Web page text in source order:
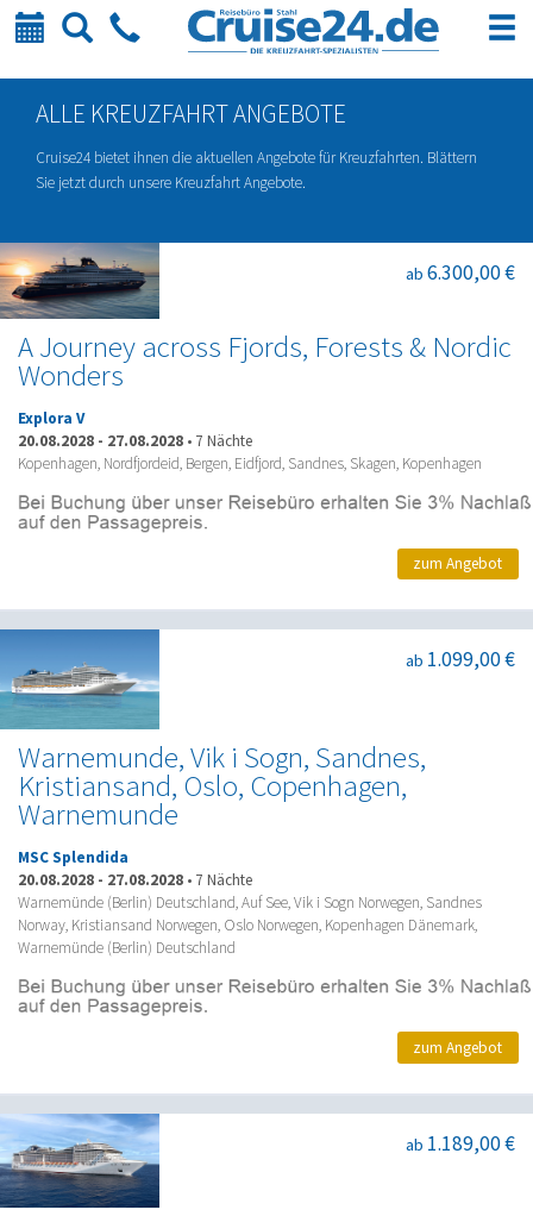
Kalender
SucheTelefon
ALLE KREUZFAHRT ANGEBOTE
Cruise24 bietet ihnen die aktuellen Angebote für Kreuzfahrten. Blättern
Sie jetzt durch unsere Kreuzfahrt Angebote.
A Journey across Fjords, Forests & Nordic
Wonders
ab 6.300,00 €
Explora V
20.08.2028 - 27.08.2028 • 7 Nächte
Kopenhagen, Nordfjordeid, Bergen, Eidfjord, Sandnes, Skagen, Kopenhagen
zum Angebot
Warnemunde, Vik i Sogn, Sandnes,
Kristiansand, Oslo, Copenhagen,
Warnemunde
ab 1.099,00 €
MSC Splendida
20.08.2028 - 27.08.2028 • 7 Nächte
Warnemünde (Berlin) Deutschland, Auf See, Vik i Sogn Norwegen, Sandnes
Norway, Kristiansand Norwegen, Oslo Norwegen, Kopenhagen Dänemark,
Warnemünde (Berlin) Deutschland
zum Angebot
ab 1.189,00 €